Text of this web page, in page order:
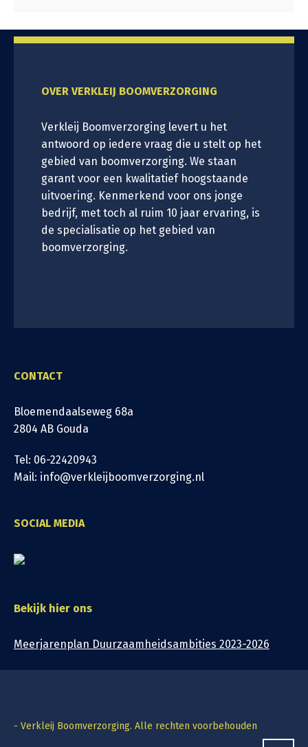
OVER VERKLEIJ BOOMVERZORGING
Verkleij Boomverzorging levert u het
antwoord op iedere vraag die u stelt op het
gebied van boomverzorging. We staan
garant voor een kwalitatief hoogstaande
uitvoering. Kenmerkend voor ons jonge
bedrijf, met toch al ruim 10 jaar ervaring, is
de specialisatie op het gebied van
boomverzorging.
CONTACT
Bloemendaalseweg 68a
2804 AB Gouda
Tel: 06-22420943
Mail: info@verkleijboomverzorging.nl
SOCIAL MEDIA
Bekijk hier ons
Meerjarenplan Duurzaamheidsambities 2023-2026
- Verkleij Boomverzorging. Alle rechten voorbehouden